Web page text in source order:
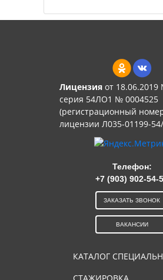
Лицензияот 18.06.2019
серия 54ЛО1 № 0004525
(регистрационный
лицензии Л035-01199-
КАТАЛОГ
Телефон:
+7 (903) 902-54-
ЗАКАЗАТЬ ЗВОНОК
ВАКАНСИИ